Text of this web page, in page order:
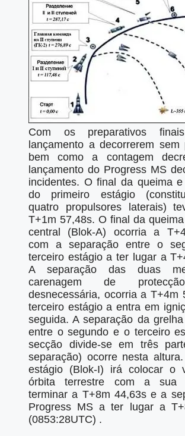
Com os preparativos
lançamento a decorrerem sem
bem como a contagem
lançamento do Progress MS
incidentes. O final da queima
do primeiro estágio
quatro propulsores laterais)
T+1m 57,48s. O final da
central (Blok-A) ocorria a
com a separação entre o
terceiro estágio a ter lugar a
A separação das duas
carenagem de
desnecessária, ocorria a T+4m
terceiro estágio a entra em
seguida. A separação da
entre o segundo e o terceiro
secção divide-se em três
separação) ocorre nesta
estágio (Blok-I) irá colocar o
órbita terrestre com a sua
terminar a T+8m 44,63s e a
Progress MS a ter lugar a
(0853:28UTC) .